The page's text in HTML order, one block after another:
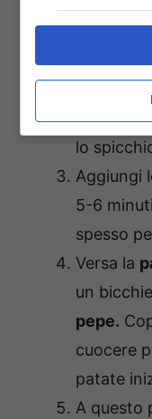
Sbuccia
In una
lo
Aggiungi
5-6
spesso
Versa la
un
pepe.
cuocere
patate
A questo